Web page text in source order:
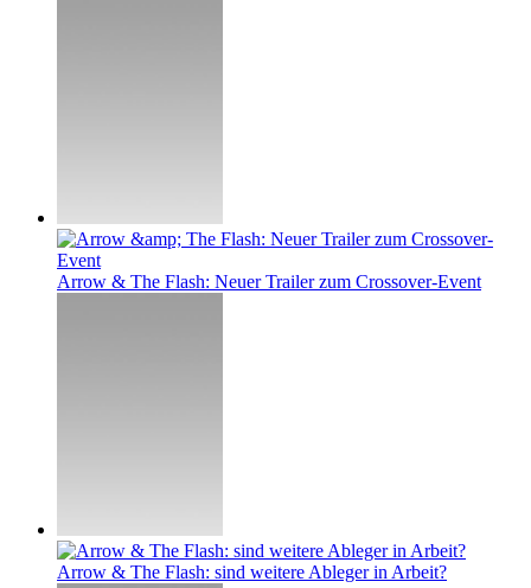
Arrow & The Flash: Neuer Trailer zum Crossover-Event
Arrow & The Flash: sind weitere Ableger in Arbeit?